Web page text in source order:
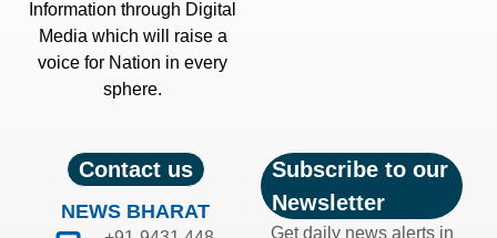
Information through Digital
Media which will raise a
voice for Nation in every
sphere.
Contact us
NEWS BHARAT
Subscribe to our
Newsletter
Get daily news alerts in